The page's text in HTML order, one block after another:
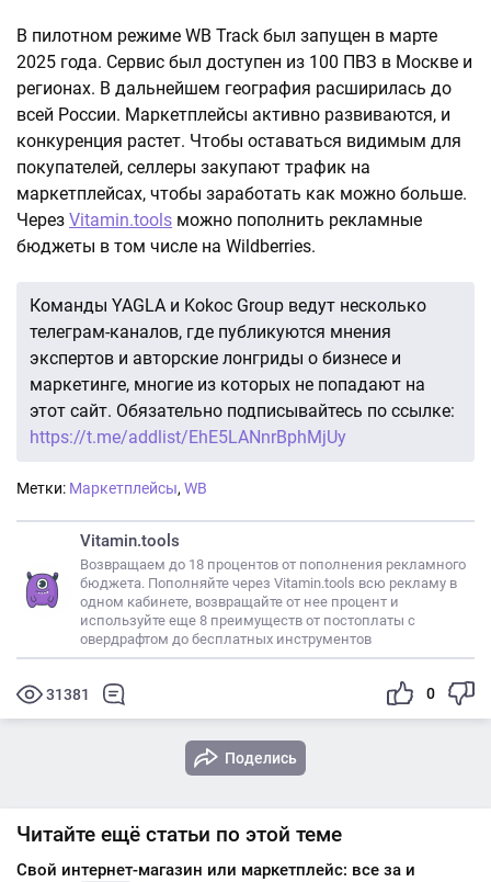
В пилотном режиме WB Track был запущен в марте
2025 года. Сервис был доступен из 100 ПВЗ в Москве и
регионах. В дальнейшем география расширилась до
всей России. Маркетплейсы активно развиваются, и
конкуренция растет. Чтобы оставаться видимым для
покупателей, селлеры закупают трафик на
маркетплейсах, чтобы заработать как можно больше.
Через Vitamin.tools можно пополнить рекламные
бюджеты в том числе на Wildberries.
Команды YAGLA и Kokoc Group ведут несколько
телеграм-каналов, где публикуются мнения
экспертов и авторские лонгриды о бизнесе и
маркетинге, многие из которых не попадают на
этот сайт. Обязательно подписывайтесь по ссылке:
https://t.me/addlist/EhE5LANnrBphMjUy
Метки: Маркетплейсы, WB
Vitamin.tools
Возвращаем до 18 процентов от пополнения рекламного
бюджета. Пополняйте через Vitamin.tools всю рекламу в
одном кабинете, возвращайте от нее процент и
используйте еще 8 преимуществ от постоплаты с
овердрафтом до бесплатных инструментов
31381 0
Поделись
Читайте ещё статьи по этой теме
Свой интернет-магазин или маркетплейс: все за и